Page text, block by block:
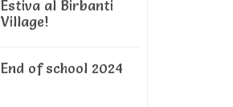
Estiva al Birbanti
Village!
End of school 2024